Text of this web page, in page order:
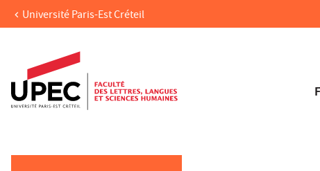
Aller au contenu
Accès directs
Recherche
Navigation secondaire
Université Paris-Est Créteil